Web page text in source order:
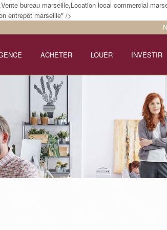
bureau marseille,Location local commercial
entrepôt marseille" />
ACHETER LOUER INVESTIR